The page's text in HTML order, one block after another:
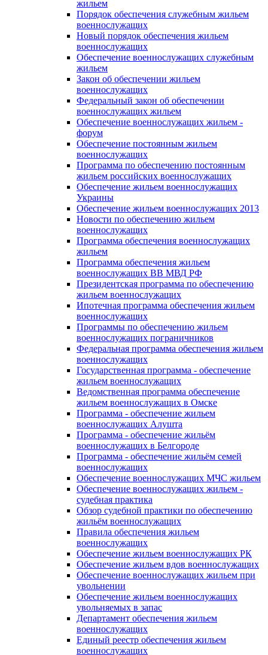
жильем
Порядок обеспечения служебным жильем
военнослужащих
Новый порядок обеспечения жильем
военнослужащих
Обеспечение военнослужащих служебным
жильем
Закон об обеспечении жильем
военнослужащих
Федеральный закон об обеспечении
военнослужащих жильем
Обеспечение военнослужащих жильем -
форум
Обеспечение постоянным жильем
военнослужащих
Программа по обеспечению постоянным
жильем российских военнослужащих
Обеспечение жильем военнослужащих
Украины
Обеспечение жильем военнослужащих 2013
Новости по обеспечению жильем
военнослужащих
Программа обеспечения военнослужащих
жильем
Программа обеспечения жильем
военнослужащих ВВ МВД РФ
Президентская программа по обеспечению
жильем военнослужащих
Ипотечная программа обеспечения жильем
военнослужащих
Программы по обеспечению жильем
военнослужащих пограничников
Федеральная программа обеспечения жильем
военнослужащих
Государственная программа - обеспечение
жильем военнослужащих
Ведомственная программа обеспечение
жильем военнослужащих в Омске
Программа - обеспечение жильем
военнослужащих Алушта
Программа - обеспечение жильём
военнослужащих в Белгороде
Программа - обеспечение жильём семей
военнослужащих
Обеспечение военнослужащих МЧС жильем
Обеспечение военнослужащих жильем -
судебная практика
Обзор судебной практики по обеспечению
жильём военнослужащих
Правила обеспечения жильем
военнослужащих
Обеспечение жильем военнослужащих РК
Обеспечение жильем вдов военнослужащих
Обеспечение военнослужащих жильем при
увольнении
Обеспечение жильем военнослужащих
увольняемых в запас
Департамент обеспечения жильем
военнослужащих
Единый реестр обеспечения жильем
военнослужащих